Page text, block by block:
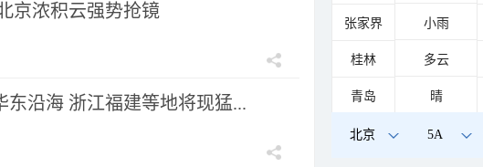
京浓积云强势抢镜
东沿海 浙江福建等地将现猛...
张家界 小雨
桂林 多云
青岛 晴
北京 5A